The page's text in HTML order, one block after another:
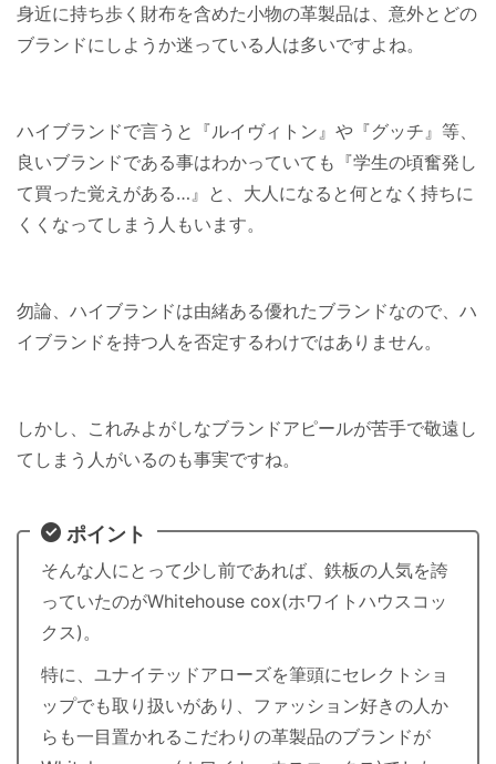
身近に持ち歩く財布を含めた小物の革製品は、意外とどの
ブランドにしようか迷っている人は多いですよね。
ハイブランドで言うと『ルイヴィトン』や『グッチ』等、
良いブランドである事はわかっていても『学生の頃奮発し
て買った覚えがある…』と、大人になると何となく持ちに
くくなってしまう人もいます。
勿論、ハイブランドは由緒ある優れたブランドなので、ハ
イブランドを持つ人を否定するわけではありません。
しかし、これみよがしなブランドアピールが苦手で敬遠し
てしまう人がいるのも事実ですね。
ポイント
そんな人にとって少し前であれば、鉄板の人気を誇
っていたのがWhitehouse cox(ホワイトハウスコッ
クス)。
特に、ユナイテッドアローズを筆頭にセレクトショ
ップでも取り扱いがあり、ファッション好きの人か
らも一目置かれるこだわりの革製品のブランドが